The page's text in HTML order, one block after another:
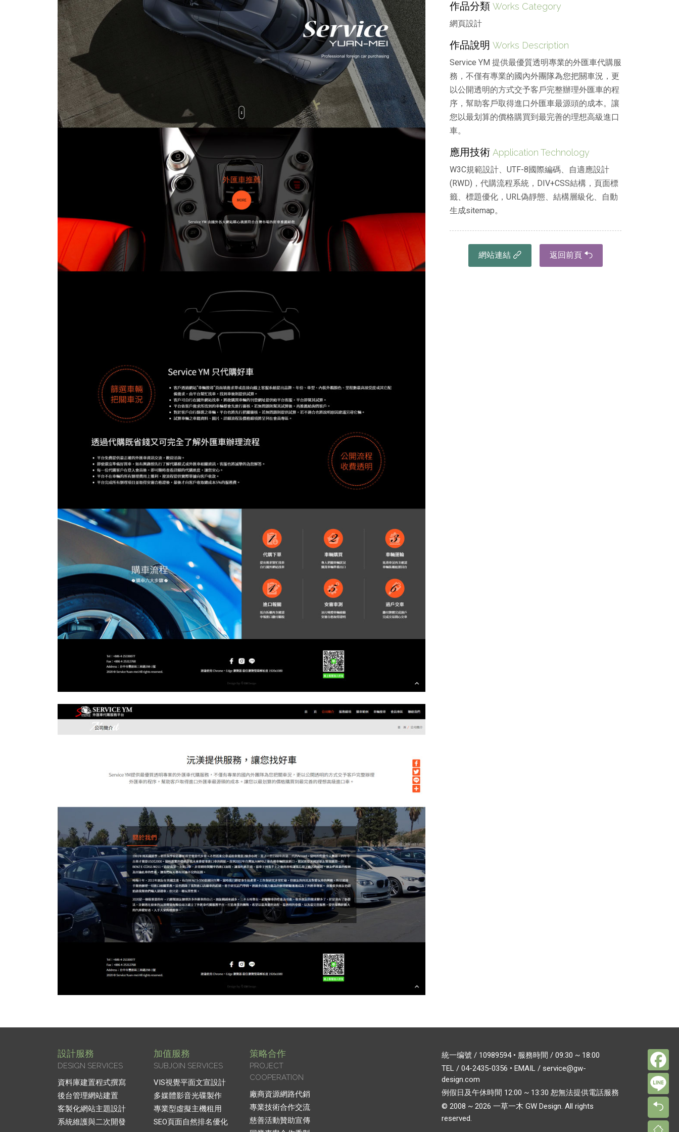
作品分類 Works Category
網頁設計
作品說明 Works Description
Service YM 提供最優質透明專業的外匯車代購服
務，不僅有專業的國內外團隊為您把關車況，更
以公開透明的方式交予客戶完整辦理外匯車的程
序，幫助客戶取得進口外匯車最源頭的成本。讓
您以最划算的價格購買到最完善的理想高級進口
車。
應用技術 Application Technology
W3C規範設計、UTF-8國際編碼、自適應設計
(RWD)，代購流程系統，DIV+CSS結構，頁面標
籤、標題優化，URL偽靜態、結構層級化、自動
生成sitemap。
網站連結 返回前頁
設計服務
DESIGN SERVICES
資料庫建置程式撰寫
後台管理網站建置
客製化網站主題設計
系統維護與二次開發
加值服務
SUBJOIN SERVICES
VIS視覺平面文宣設計
多媒體影音光碟製作
專業型虛擬主機租用
SEO頁面自然排名優化
策略合作
PROJECT
COOPERATION
廠商資源網路代銷
專業技術合作交流
慈善活動贊助宣傳
統一编號 / 10989594 • 服務時間 / 09:30 ~ 18:00
TEL / 04-2435-0356 • EMAIL / service@gw-
design.com
例假日及午休時間 12:00 ~ 13:30 恕無法提供電話服務
© 2008 ~ 2026 一草一木 GW Design. All rights
reserved.